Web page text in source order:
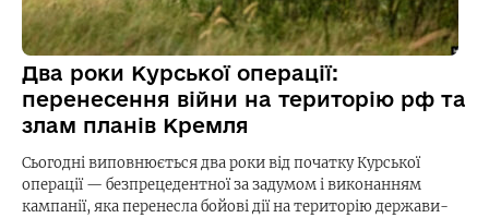
Два роки Курської операції:
перенесення війни на територію рф та
злам планів Кремля
Сьогодні виповнюється два роки від початку Курської
операції — безпрецедентної за задумом і виконанням
кампанії, яка перенесла бойові дії на територію держави-